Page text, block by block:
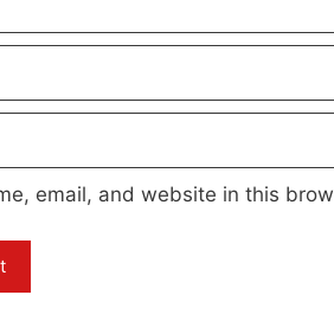
email, and website in this